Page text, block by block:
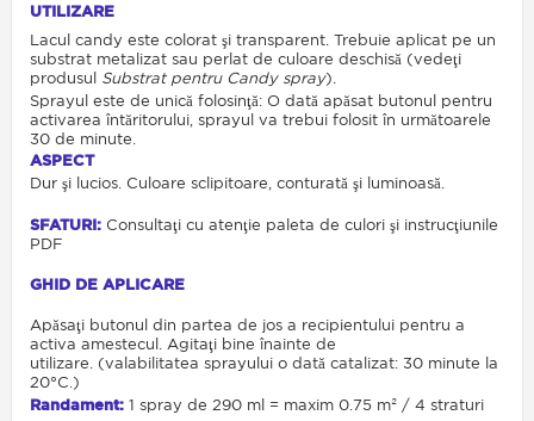
UTILIZARE
Lacul candy este colorat şi transparent. Trebuie aplicat pe un
substrat metalizat sau perlat de culoare deschisă (vedeţi
produsul Substrat pentru Candy spray).
Sprayul este de unică folosinţă: O dată apăsat butonul pentru
activarea întăritorului, sprayul va trebui folosit în următoarele
30 de minute
ASPECT
Dur şi lucios. Culoare sclipitoare, conturată şi luminoasă.
SFATURI: Consultaţi cu atenţie paleta de culori şi instrucţiunile
PDF
GHID DE APLICARE
Apăsaţi butonul din partea de jos a recipientului pentru a
activa amestecul. Agitaţi bine înainte de
utilizare. (valabilitatea sprayului o dată catalizat: 30 minute la
20°C.)
Randament: 1 spray de 290 ml = maxim 0.75 m² / 4 straturi